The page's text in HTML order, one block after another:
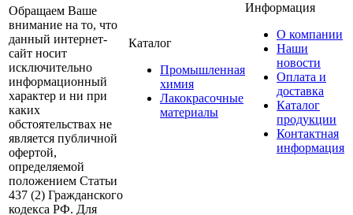
Обращаем Ваше
внимание на то, что
данный интернет-
сайт носит
исключительно
информационный
характер и ни при
каких
обстоятельствах не
является публичной
офертой,
определяемой
положением Статьи
437 (2) Гражданского
кодекса РФ. Для
Каталог
Промышленная
химия
Лакокрасочные
материалы
Информация
О компании
Наши
новости
Оплата и
доставка
Каталог
продукции
Контактная
информация